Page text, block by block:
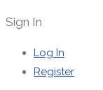
Sign In
Log In
Register